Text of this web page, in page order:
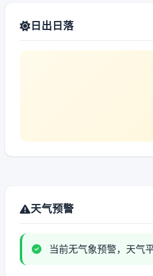
日出日落
天气预警
当前无气象预警，天气